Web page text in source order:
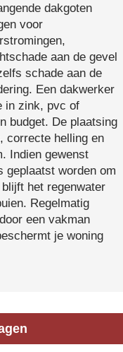
dakgoten
voor
aan de gevel
schade aan de
Een dakwerker
in zink, pvc of
budget. De plaatsing
correcte helling en
Indien gewenst
geplaatst worden om
het regenwater
Regelmatig
een vakman
je woning